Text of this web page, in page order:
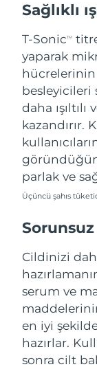
Sağlıklı
T-SonicTM
yaparak
besleyicileri
daha
kazandırır.
parlak ve
Üçüncü şahıs
Sorunsuz
Cildinizi
serum ve
en iyi
hazırlar.
sonra cilt